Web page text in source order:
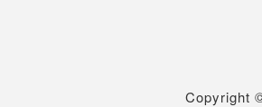
Copyright